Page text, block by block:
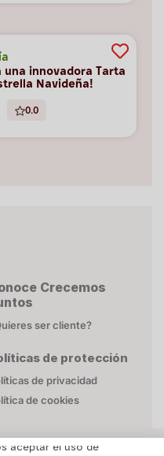
una innovadora Tarta
Navideña!
0.0
Crecemos
ser cliente?
de protección
de privacidad
de cookies
para su
aceptar el uso de